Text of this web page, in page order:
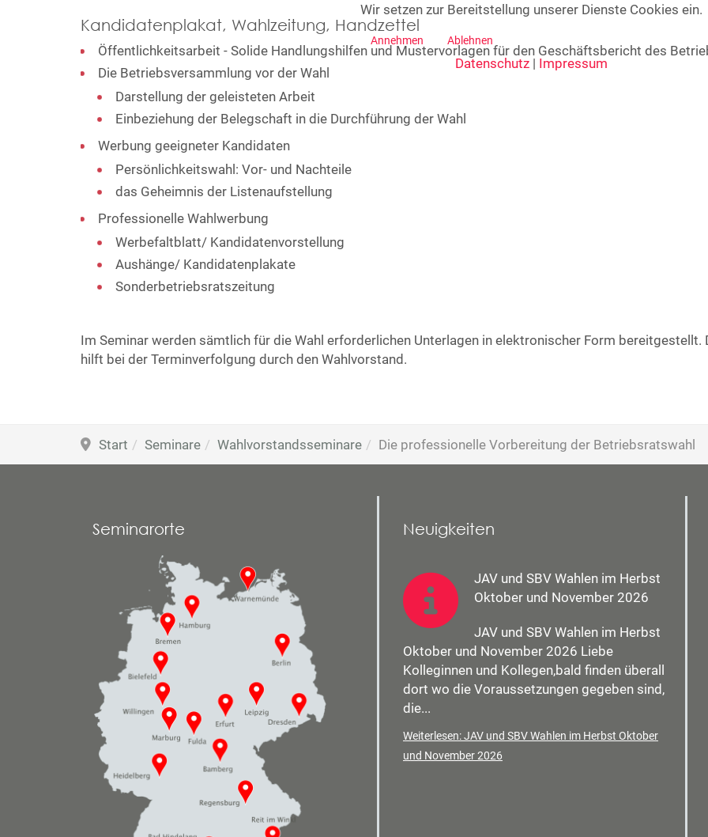
Kandidatenplakat, Wahlzeitung, Handzettel
Öffentlichkeitsarbeit - Solide Handlungshilfen und Mustervorlagen für den Geschäftsbericht des
Die Betriebsversammlung vor der Wahl
Darstellung der geleisteten Arbeit
Einbeziehung der Belegschaft in die Durchführung der Wahl
Werbung geeigneter Kandidaten
Persönlichkeitswahl: Vor- und Nachteile
das Geheimnis der Listenaufstellung
Professionelle Wahlwerbung
Werbefaltblatt/ Kandidatenvorstellung
Aushänge/ Kandidatenplakate
Sonderbetriebsratszeitung
Im Seminar werden sämtlich für die Wahl erforderlichen Unterlagen in elektronischer Form bereitgestellt.
hilft bei der Terminverfolgung durch den Wahlvorstand.
Start Seminare Wahlvorstandsseminare Die professionelle Vorbereitung der Betriebsratswahl
Seminarorte Neuigkeiten
JAV und SBV Wahlen im Herbst
Oktober und November 2026
JAV und SBV Wahlen im Herbst
Oktober und November 2026 Liebe
Kolleginnen und Kollegen,bald finden überall
dort wo die Voraussetzungen gegeben sind,
die...
Weiterlesen: JAV und SBV Wahlen im Herbst Oktober
und November 2026
Wir setzen zur Bereitstellung unserer Dienste Cookies ein.
Annehmen Ablehnen
Datenschutz| Impressum